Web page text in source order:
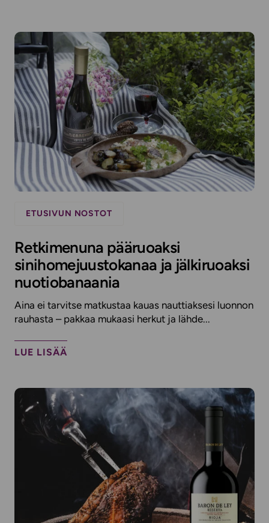
ETUSIVUN NOSTOT
Retkimenuna pääruoaksi
sinihomejuustokanaa ja jälkiruoaksi
nuotiobanaania
Aina ei tarvitse matkustaa kauas nauttiaksesi luonnon
rauhasta – pakkaa mukaasi herkut ja lähde...
LUE LISÄÄ